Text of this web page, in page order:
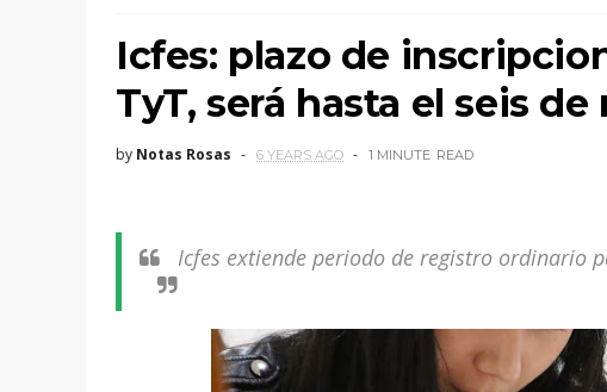
Icfes: plazo de
TyT, será hasta el seis de
by Notas Rosas 6 YEARS AGO 1 MINUTE READ
Icfes extiende periodo de registro ordinario